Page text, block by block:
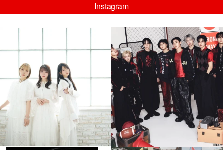
Instagram
💡8/5(水)特番放送！
...
8月 4
4 0
musicjapantv
💡08/05(水)23:00特番放送！
...
8月 4
4 0